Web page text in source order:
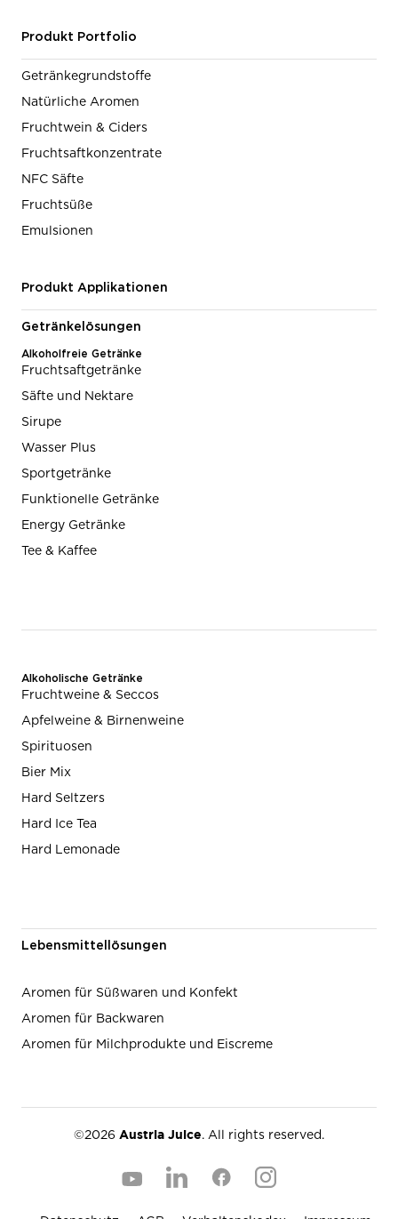
Produkt Portfolio
Getränkegrundstoffe
Natürliche Aromen
Fruchtwein & Ciders
Fruchtsaftkonzentrate
NFC Säfte
Fruchtsüße
Emulsionen
Produkt Applikationen
Getränkelösungen
Alkoholfreie Getränke
Fruchtsaftgetränke
Säfte und Nektare
Sirupe
Wasser Plus
Sportgetränke
Funktionelle Getränke
Energy Getränke
Tee & Kaffee
Alkoholische Getränke
Fruchtweine & Seccos
Apfelweine & Birnenweine
Spirituosen
Bier Mix
Hard Seltzers
Hard Ice Tea
Hard Lemonade
Lebensmittellösungen
Aromen für Süßwaren und Konfekt
Aromen für Backwaren
Aromen für Milchprodukte und Eiscreme
©2026 Austria Juice. All rights reserved.